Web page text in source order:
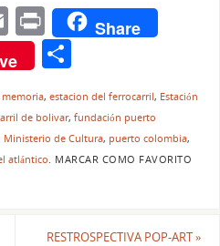
E
m
ai
l
Pr
in
t
Share
C
o
m
p
ar
, estacion del ferrocarril, Estación
de bolivar, fundación puerto
Ministerio de Cultura, puerto colombia,
atlántico. MARCAR COMO FAVORITO
RESTROSPECTIVA POP-ART»